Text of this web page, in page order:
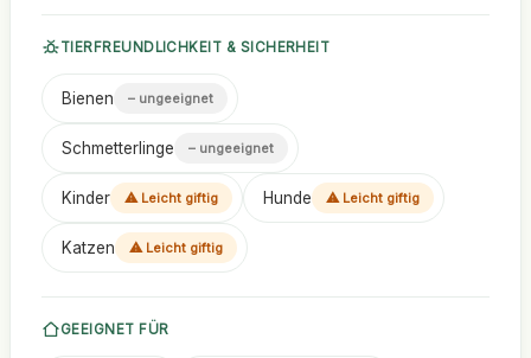
TIERFREUNDLICHKEIT & SICHERHEIT
Bienen – ungeeignet
Schmetterlinge – ungeeignet
Kinder ⚠ Leicht giftig Hunde ⚠ Leicht giftig
Katzen ⚠ Leicht giftig
GEEIGNET FÜR